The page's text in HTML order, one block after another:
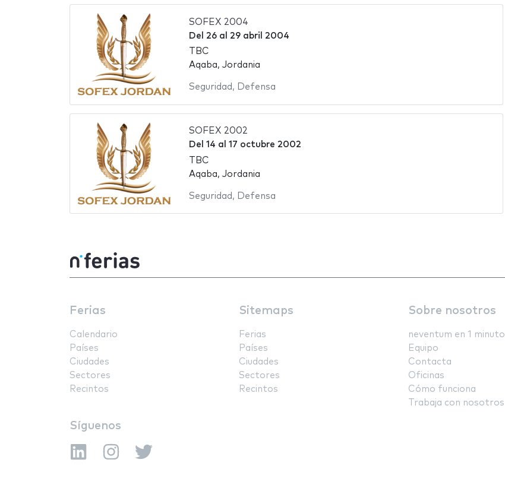
SOFEX 2004
Del 26al 29 abril 2004
TBC
Aqaba, Jordania
Seguridad , Defensa
SOFEX 2002
Del 14 al 17 octubre 2002
TBC
Aqaba, Jordania
Seguridad , Defensa
Ferias
Calendario
Países
Ciudades
Sectores
Recintos
Sitemaps
Ferias
Países
Ciudades
Sectores
Recintos
Sobre nosotros
neventum en 1 minuto
Equipo
Contacta
Oficinas
Cómo funciona
Trabaja con nosotros
Síguenos